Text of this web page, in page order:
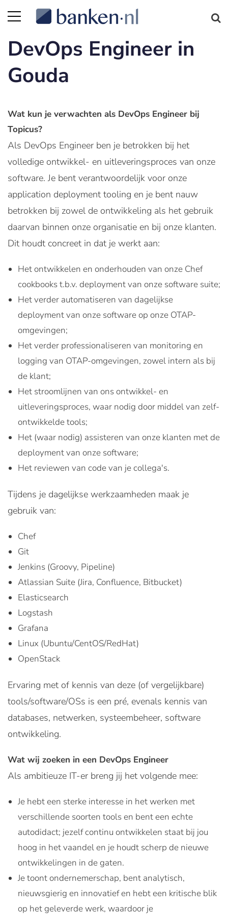
DevOps Engineer in
Gouda
Wat kun je verwachten als DevOps Engineer bij
Topicus?
Als DevOps Engineer ben je betrokken bij het
volledige ontwikkel- en uitleveringsproces van onze
software. Je bent verantwoordelijk voor onze
application deployment tooling en je bent nauw
betrokken bij zowel de ontwikkeling als het gebruik
daarvan binnen onze organisatie en bij onze klanten.
Dit houdt concreet in dat je werkt aan:
Het ontwikkelen en onderhouden van onze Chef
cookbooks t.b.v. deployment van onze software suite;
Het verder automatiseren van dagelijkse
deployment van onze software op onze OTAP-
omgevingen;
Het verder professionaliseren van monitoring en
logging van OTAP-omgevingen, zowel intern als bij
de klant;
Het stroomlijnen van ons ontwikkel- en
uitleveringsproces, waar nodig door middel van zelf-
ontwikkelde tools;
Het (waar nodig) assisteren van onze klanten met de
deployment van onze software;
Het reviewen van code van je collega's.
Tijdens je dagelijkse werkzaamheden maak je
gebruik van:
Chef
Git
Jenkins (Groovy, Pipeline)
Atlassian Suite (Jira, Confluence, Bitbucket)
Elasticsearch
Logstash
Grafana
Linux (Ubuntu/CentOS/RedHat)
OpenStack
Ervaring met of kennis van deze (of vergelijkbare)
tools/software/OSs is een pré, evenals kennis van
databases, netwerken, systeembeheer, software
ontwikkeling.
Wat wij zoeken in een DevOps Engineer
Als ambitieuze IT-er breng jij het volgende mee:
Je hebt een sterke interesse in het werken met
verschillende soorten tools en bent een echte
autodidact; jezelf continu ontwikkelen staat bij jou
hoog in het vaandel en je houdt scherp de nieuwe
ontwikkelingen in de gaten.
Je toont ondernemerschap, bent analytisch,
nieuwsgierig en innovatief en hebt een kritische blik
op het geleverde werk, waardoor je